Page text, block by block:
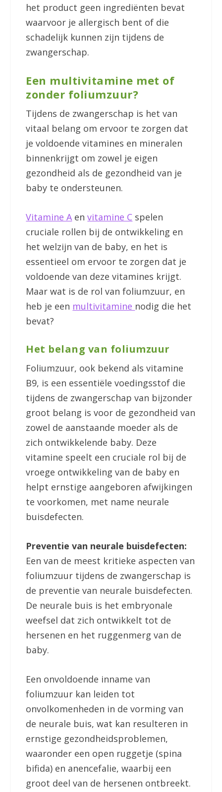
het product geen ingrediënten bevat
waarvoor je allergisch bent of die
schadelijk kunnen zijn tijdens de
zwangerschap.
Een multivitamine met of
zonder foliumzuur?
Tijdens de zwangerschap is het van
vitaal belang om ervoor te zorgen dat
je voldoende vitamines en mineralen
binnenkrijgt om zowel je eigen
gezondheid als de gezondheid van je
baby te ondersteunen.
Vitamine Aenvitamine C spelen
cruciale rollen bij de ontwikkeling en
het welzijn van de baby, en het is
essentieel om ervoor te zorgen dat je
voldoende van deze vitamines krijgt.
Maar wat is de rol van foliumzuur, en
heb je een multivitamine nodig die het
bevat?
Het belang van foliumzuur
Foliumzuur, ook bekend als vitamine
B9, is een essentiële voedingsstof die
tijdens de zwangerschap van bijzonder
groot belang is voor de gezondheid van
zowel de aanstaande moeder als de
zich ontwikkelende baby. Deze
vitamine speelt een cruciale rol bij de
vroege ontwikkeling van de baby en
helpt ernstige aangeboren afwijkingen
te voorkomen, met name neurale
buisdefecten.
Preventie van neurale buisdefecten:
Een van de meest kritieke aspecten van
foliumzuur tijdens de zwangerschap is
de preventie van neurale buisdefecten.
De neurale buis is het embryonale
weefsel dat zich ontwikkelt tot de
hersenen en het ruggenmerg van de
baby.
Een onvoldoende inname van
foliumzuur kan leiden tot
onvolkomenheden in de vorming van
de neurale buis, wat kan resulteren in
ernstige gezondheidsproblemen,
waaronder een open ruggetje (spina
bifida) en anencefalie, waarbij een
groot deel van de hersenen ontbreekt.